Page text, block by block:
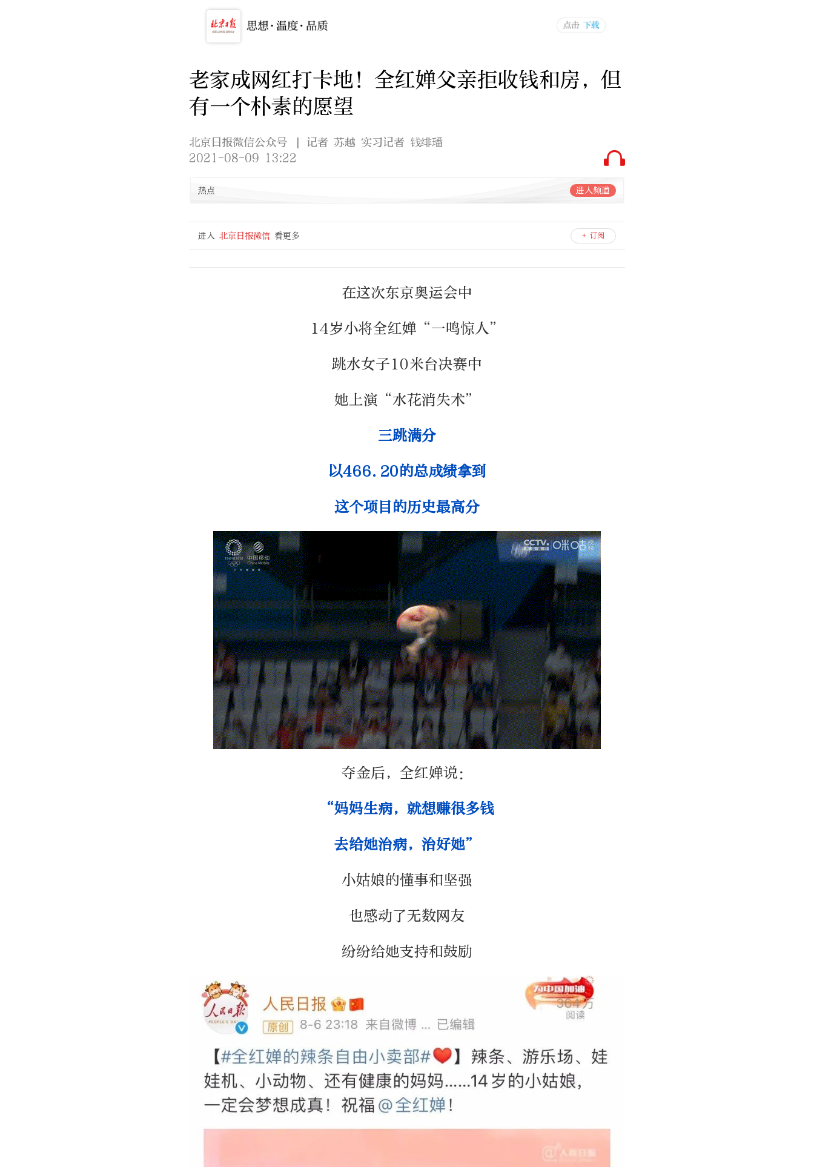
老家成网红打卡地！全红婵父亲拒收钱和房，但
有一个朴素的愿望
北京日报微信公众号
| 记者 苏越 实习记者 钱绯璠
2021-08-09 13:22
热点 进入频道
进入 北京日报微信 看更多 + 订阅
‍‍在这次东京奥运会中
14岁小将全红婵“一鸣惊人”
跳水女子10米台决赛中
她上演“水花消失术”
三跳满分
以466.20的总成绩拿到
这个项目的历史最高分
夺金后，全红婵说：
“妈妈生病，就想赚很多钱
去给她治病，治好她”
小姑娘的懂事和坚强
也感动了无数网友
纷纷给她支持和鼓励